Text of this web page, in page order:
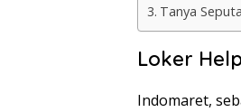
Tanya
Loker
Indomaret,